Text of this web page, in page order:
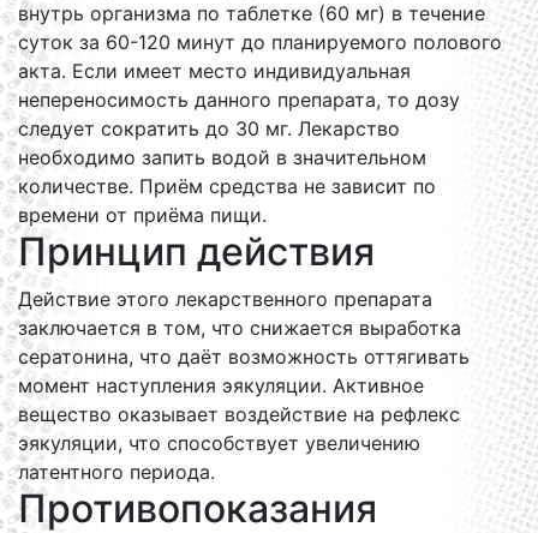
внутрь организма по таблетке (60 мг) в течение
суток за 60-120 минут до планируемого полового
акта. Если имеет место индивидуальная
непереносимость данного препарата, то дозу
следует сократить до 30 мг. Лекарство
необходимо запить водой в значительном
количестве. Приём средства не зависит по
времени от приёма пищи.
Принцип действия
Действие этого лекарственного препарата
заключается в том, что снижается выработка
сератонина, что даёт возможность оттягивать
момент наступления эякуляции. Активное
вещество оказывает воздействие на рефлекс
эякуляции, что способствует увеличению
латентного периода.
Противопоказания